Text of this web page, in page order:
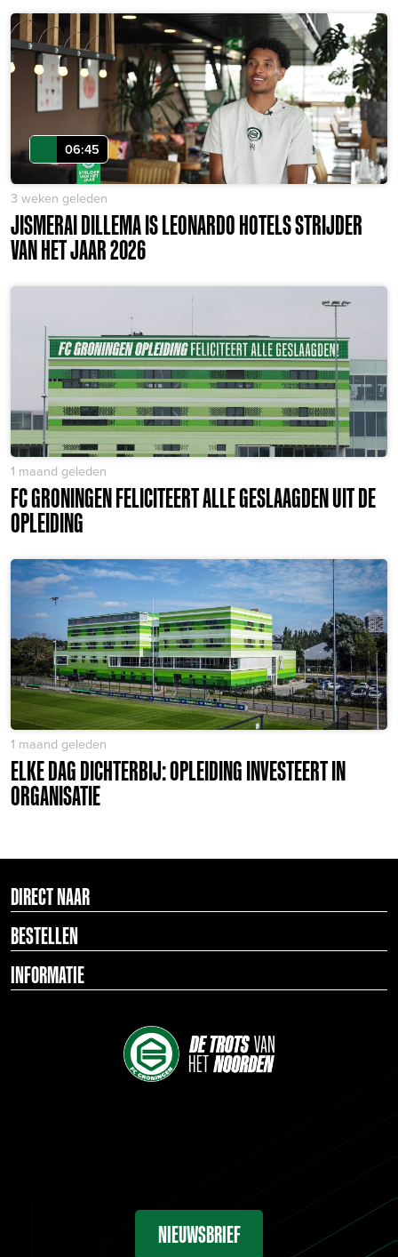
06:45
3 weken geleden
JISMERAI DILLEMA IS LEONARDO HOTELS STRIJDER
VAN HET JAAR 2026
1 maand geleden
FC GRONINGEN FELICITEERT ALLE GESLAAGDEN UIT DE
OPLEIDING
1 maand geleden
ELKE DAG DICHTERBIJ: OPLEIDING INVESTEERT IN
ORGANISATIE
DIRECT NAAR
BESTELLEN
INFORMATIE
NIEUWSBRIEF